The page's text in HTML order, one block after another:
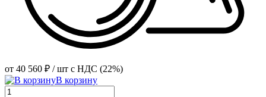
от 40 560 ₽ / шт с НДС (22%)
В корзину